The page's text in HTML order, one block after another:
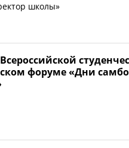
школы»
форуме «Дни